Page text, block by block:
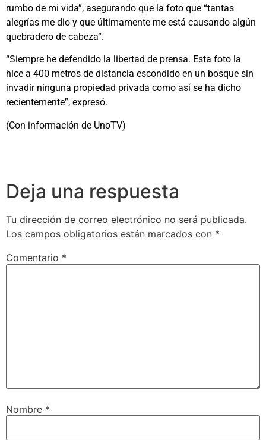
rumbo de mi vida”, asegurando que la foto que “tantas
alegrías me dio y que últimamente me está causando algún
quebradero de cabeza”.
“Siempre he defendido la libertad de prensa. Esta foto la
hice a 400 metros de distancia escondido en un bosque sin
invadir ninguna propiedad privada como así se ha dicho
recientemente”, expresó.
(Con información de UnoTV)
Deja una respuesta
Tu dirección de correo electrónico no será publicada.
Los campos obligatorios están marcados con *
Comentario *
Nombre *